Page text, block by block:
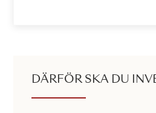
DÄRFÖR SKA DU